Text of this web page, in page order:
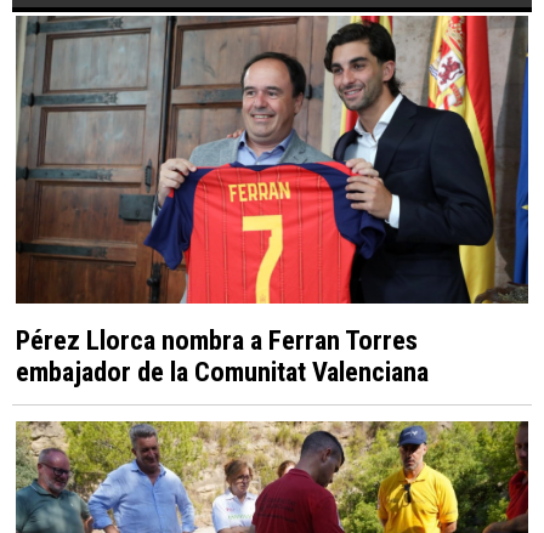
Pérez Llorca nombra a Ferran Torres
embajador de la Comunitat Valenciana